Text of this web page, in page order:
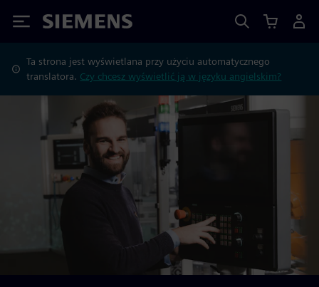
Siemens
Ta strona jest wyświetlana przy użyciu automatycznego
translatora. Czy chcesz wyświetlić ją w języku angielskim?